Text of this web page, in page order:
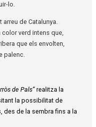
lo.
arreu de Catalunya.
color verd intens que,
que els envolten,
palenc.
de Pals” realitza la
la possibilitat de
des de la sembra fins a la